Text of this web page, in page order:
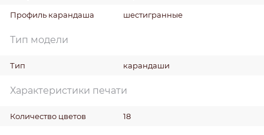
Профиль карандаша шестигранные
Тип модели
Тип карандаши
Характеристики печати
Количество цветов 18